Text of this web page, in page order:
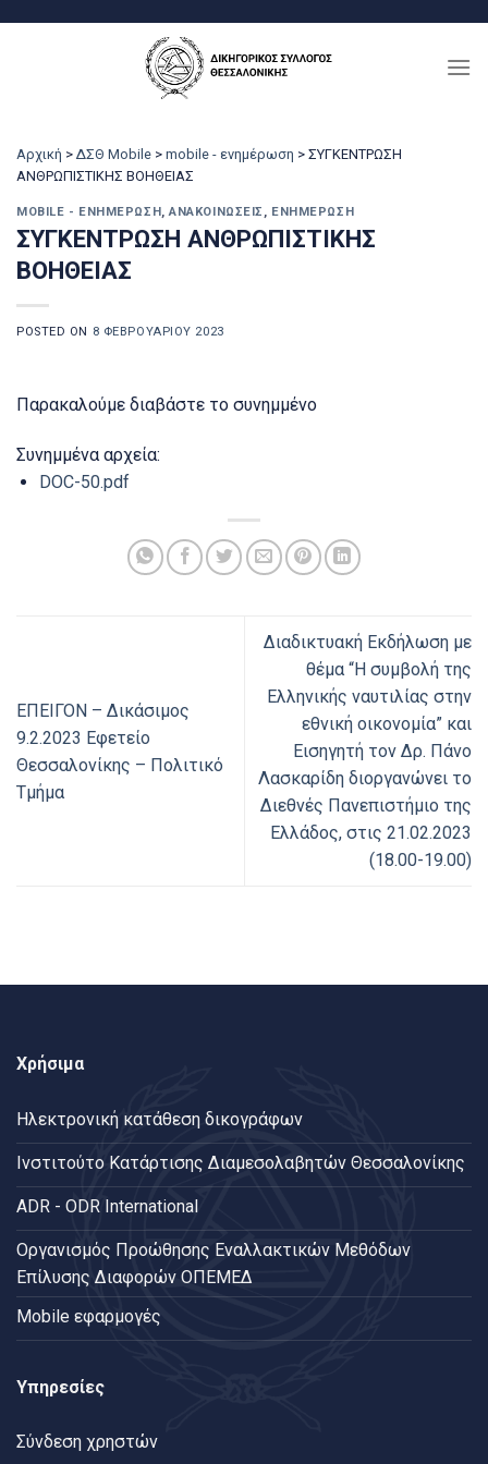
Αρχική > ΔΣΘ Mobile > mobile - ενημέρωση > ΣΥΓΚΕΝΤΡΩΣΗ
ΑΝΘΡΩΠΙΣΤΙΚΗΣ ΒΟΗΘΕΙΑΣ
MOBILE - ΕΝΗΜΈΡΩΣΗ,ΑΝΑΚΟΙΝΏΣΕΙΣ , ΕΝΗΜΈΡΩΣΗ
ΣΥΓΚΕΝΤΡΩΣΗ ΑΝΘΡΩΠΙΣΤΙΚΗΣ
ΒΟΗΘΕΙΑΣ
POSTED ON 8 ΦΕΒΡΟΥΑΡΊΟΥ 2023
Παρακαλούμε διαβάστε το συνημμένο
Συνημμένα αρχεία:
DOC-50.pdf
ΕΠΕΙΓΟΝ – Δικάσιμος
9.2.2023 Εφετείο
Θεσσαλονίκης – Πολιτικό
Τμήμα
Διαδικτυακή Εκδήλωση με
θέμα “Η συμβολή της
Ελληνικής ναυτιλίας στην
εθνική οικονομία” και
Εισηγητή τον Δρ. Πάνο
Λασκαρίδη διοργανώνει το
Διεθνές Πανεπιστήμιο της
Ελλάδος, στις 21.02.2023
(18.00-19.00)
Χρήσιμα
Ηλεκτρονική κατάθεση δικογράφων
Ινστιτούτο Κατάρτισης Διαμεσολαβητών Θεσσαλονίκης
ADR - ODR International
Oργανισμός Προώθησης Εναλλακτικών Μεθόδων
Επίλυσης Διαφορών ΟΠΕΜΕΔ
Mobile εφαρμογές
Υπηρεσίες
Σύνδεση χρηστών